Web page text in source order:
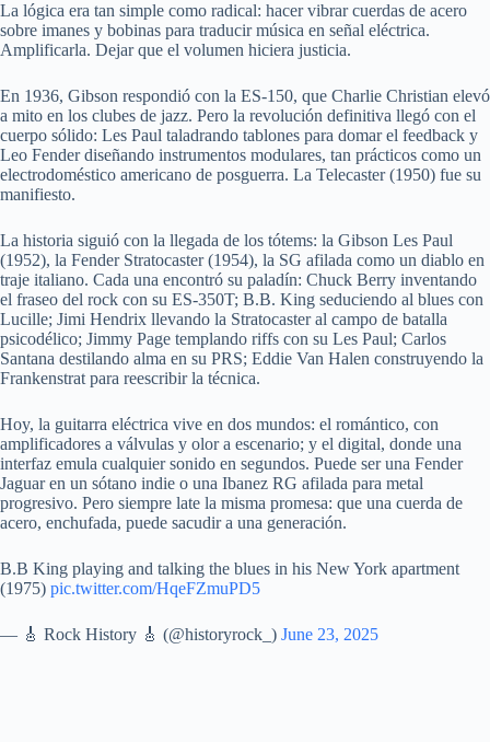
La lógica era tan simple como radical: hacer vibrar cuerdas de acero
sobre imanes y bobinas para traducir música en señal eléctrica.
Amplificarla. Dejar que el volumen hiciera justicia.
En 1936, Gibson respondió con la ES-150, que Charlie Christian elevó
a mito en los clubes de jazz. Pero la revolución definitiva llegó con el
cuerpo sólido: Les Paul taladrando tablones para domar el feedback y
Leo Fender diseñando instrumentos modulares, tan prácticos como un
electrodoméstico americano de posguerra. La Telecaster (1950) fue su
manifiesto.
La historia siguió con la llegada de los tótems: la Gibson Les Paul
(1952), la Fender Stratocaster (1954), la SG afilada como un diablo en
traje italiano. Cada una encontró su paladín: Chuck Berry inventando
el fraseo del rock con su ES-350T; B.B. King seduciendo al blues con
Lucille; Jimi Hendrix llevando la Stratocaster al campo de batalla
psicodélico; Jimmy Page templando riffs con su Les Paul; Carlos
Santana destilando alma en su PRS; Eddie Van Halen construyendo la
Frankenstrat para reescribir la técnica.
Hoy, la guitarra eléctrica vive en dos mundos: el romántico, con
amplificadores a válvulas y olor a escenario; y el digital, donde una
interfaz emula cualquier sonido en segundos. Puede ser una Fender
Jaguar en un sótano indie o una Ibanez RG afilada para metal
progresivo. Pero siempre late la misma promesa: que una cuerda de
acero, enchufada, puede sacudir a una generación.
B.B King playing and talking the blues in his New York apartment
(1975) pic.twitter.com/HqeFZmuPD5
— 🎸 Rock History 🎸 (@historyrock_) June 23, 2025